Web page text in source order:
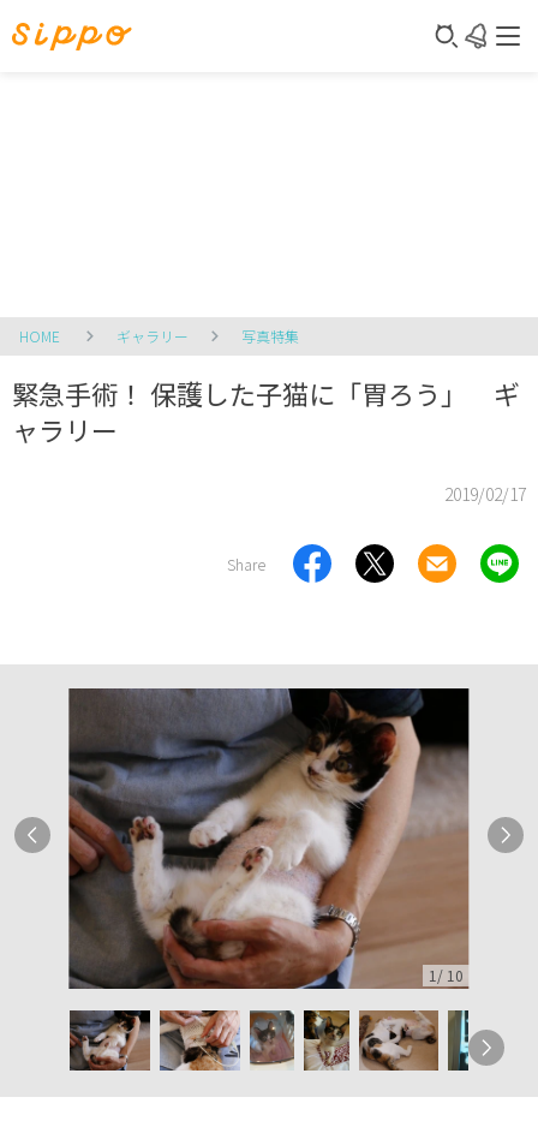
HOME ギャラリー 写真特集
緊急手術！ 保護した子猫に「胃ろう」 ギ
ャラリー
2019/02/17
Share
1 / 10